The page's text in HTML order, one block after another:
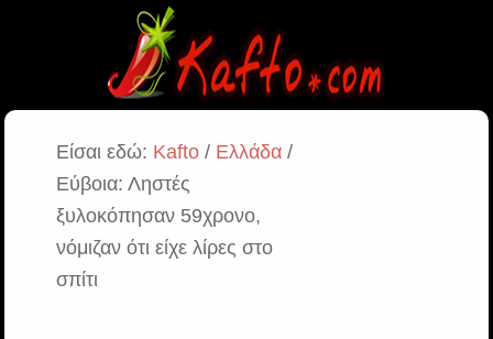
Είσαι εδώ: Kafto/ Ελλάδα/
Εύβοια: Ληστές
ξυλοκόπησαν 59χρονο,
νόμιζαν ότι είχε λίρες στο
σπίτι